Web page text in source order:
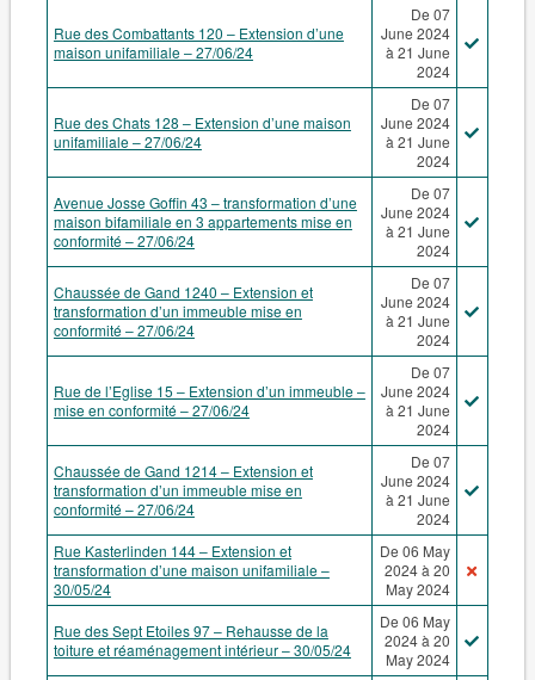
Rue des Combattants 120 – Extension d’une
maison unifamiliale – 27/06/24
De 07
June 2024
à 21 June
2024
Rue des Chats 128 – Extension d’une maison
unifamiliale – 27/06/24
De 07
June 2024
à 21 June
2024
Avenue Josse Goffin 43 – transformation d’une
maison bifamiliale en 3 appartements mise en
conformité – 27/06/24
De 07
June 2024
à 21 June
2024
Chaussée de Gand 1240 – Extension et
transformation d’un immeuble mise en
conformité – 27/06/24
De 07
June 2024
à 21 June
2024
Rue de l’Eglise 15 – Extension d’un immeuble –
mise en conformité – 27/06/24
De 07
June 2024
à 21 June
2024
Chaussée de Gand 1214 – Extension et
transformation d’un immeuble mise en
conformité – 27/06/24
De 07
June 2024
à 21 June
2024
Rue Kasterlinden 144 – Extension et
transformation d’une maison unifamiliale –
30/05/24
De 06 May
2024 à 20
May 2024
Rue des Sept Etoiles 97 – Rehausse de la
toiture et réaménagement intérieur – 30/05/24
De 06 May
2024 à 20
May 2024